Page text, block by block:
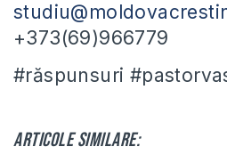
+373(69)966779
#răspunsuri
Articole similare: